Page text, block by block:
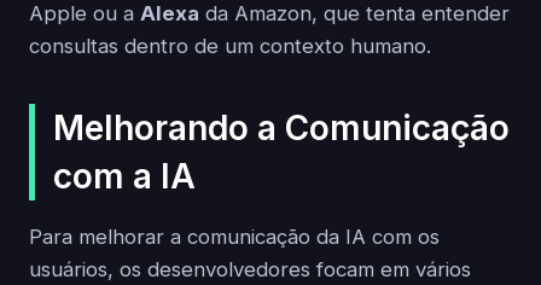
Apple ou a Alexa da Amazon, que tenta entender
consultas dentro de um contexto humano.
Melhorando a Comunicação
com a IA
Para melhorar a comunicação da IA com os
usuários, os desenvolvedores focam em vários